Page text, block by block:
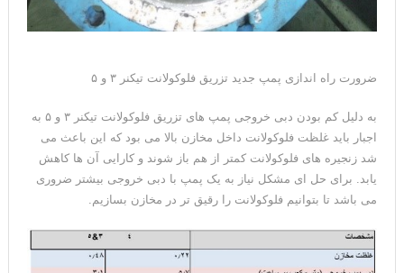
ضرورت راه اندازی پمپ جدید تزریق فلوکولانت تیکنر ۳ و ۵
به دلیل کم بودن دبی خروجی پمپ های تزریق فلوکولانت تیکنر ۳ و ۵ به
اجبار باید غلظت فلوکولانت داخل مخازن بالا می بود که این باعث می
شد زنجیره های فلوکولانت کمتر از هم باز شوند و کارایی آن ها کاهش
یابد. برای حل ای مشکل نیاز به یک پمپ با دبی خروجی بیشتر ضروری
می باشد تا بتوانیم فلوکولانت را رقیق تر در مخازن بسازیم.